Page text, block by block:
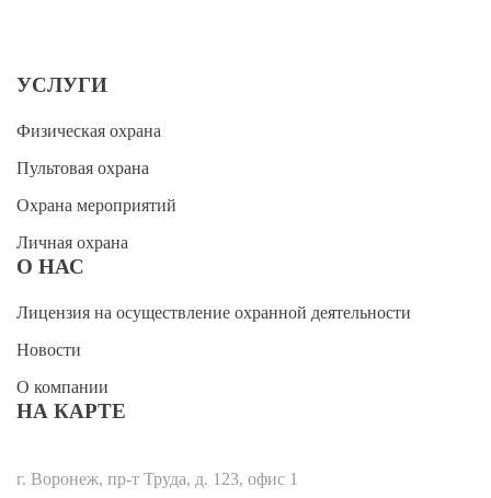
УСЛУГИ
Физическая охрана
Пультовая охрана
Охрана мероприятий
Личная охрана
О НАС
Лицензия на осуществление охранной деятельности
Новости
О компании
НА КАРТЕ
г. Воронеж, пр-т Труда, д. 123, офис 1